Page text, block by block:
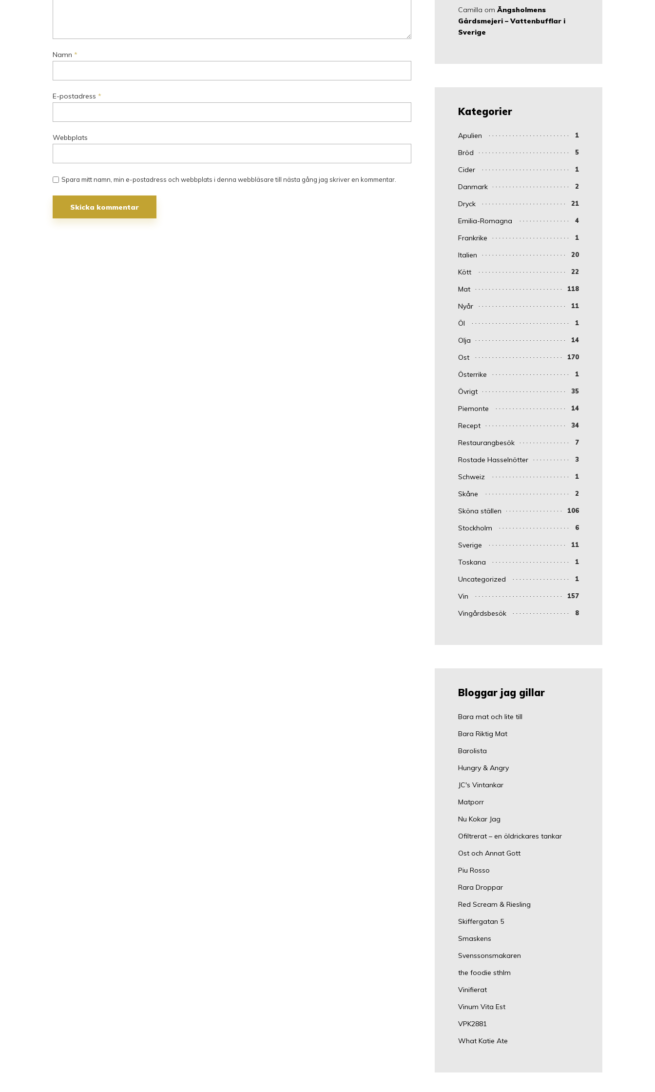
Namn *
E-postadress *
Webbplats
Spara mitt namn, min e-postadress och webbplats i denna webbläsare till nästa gång jag skriver en kommentar.
Camilla om Ängsholmens
Gårdsmejeri – Vattenbufflar i
Sverige
Kategorier
Apulien 1
Bröd 5
Cider 1
Danmark 2
Dryck 21
Emilia-Romagna 4
Frankrike 1
Italien 20
Kött 22
Mat 118
Nyår 11
Öl 1
Olja 14
Ost 170
Österrike 1
Övrigt 35
Piemonte 14
Recept 34
Restaurangbesök 7
Rostade Hasselnötter 3
Schweiz 1
Skåne 2
Sköna ställen 106
Stockholm 6
Sverige 11
Toskana 1
Uncategorized 1
Vin 157
Vingårdsbesök 8
Bloggar jag gillar
Bara mat och lite till
Bara Riktig Mat
Barolista
Hungry & Angry
JC's Vintankar
Matporr
Nu Kokar Jag
Ofiltrerat – en öldrickares tankar
Ost och Annat Gott
Piu Rosso
Rara Droppar
Red Scream & Riesling
Skiffergatan 5
Smaskens
Svenssonsmakaren
the foodie sthlm
Vinifierat
Vinum Vita Est
VPK2881
What Katie Ate